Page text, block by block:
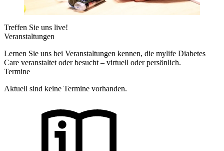
Treffen Sie uns live!
Veranstaltungen
Lernen Sie uns bei Veranstaltungen kennen, die mylife Diabetes
Care veranstaltet oder besucht – virtuell oder persönlich.
Termine
Aktuell sind keine Termine vorhanden.